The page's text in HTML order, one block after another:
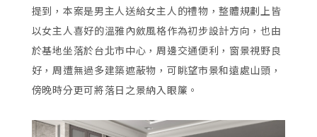
提到，本案是男主人送給女主人的禮物，整體規劃上皆
以女主人喜好的溫雅內斂風格作為初步設計方向，也由
於基地坐落於台北市中心，周邊交通便利，窗景視野良
好，周遭無過多建築遮蔽物，可眺望市景和遠處山頭，
傍晚時分更可將落日之景納入眼簾。